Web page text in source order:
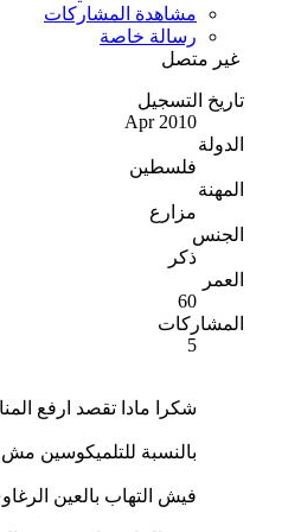
مشاهدة المشاركات
رسالة خاصة
غير متصل
تاريخ التسجيل
Apr 2010
الدولة
فلسطين
المهنة
مزارع
الجنس
ذكر
العمر
60
المشاركات
5
شكرا مادا تقصد ارفع
بالنسبة للتلميكوسين
فيش التهاب بالعين